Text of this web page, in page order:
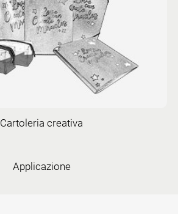
Cartoleria creativa
Applicazione